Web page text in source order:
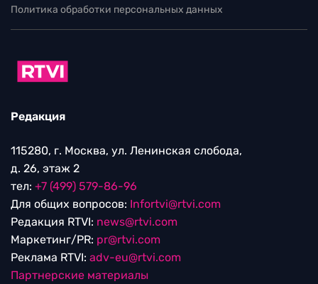
Политика обработки персональных данных
Редакция
115280, г. Москва, ул. Ленинская слобода,
д. 26, этаж 2
тел: +7 (499) 579-86-96
Для общих вопросов: Infortvi@rtvi.com
Редакция RTVI: news@rtvi.com
Маркетинг/PR: pr@rtvi.com
Реклама RTVI: adv-eu@rtvi.com
Партнерские материалы